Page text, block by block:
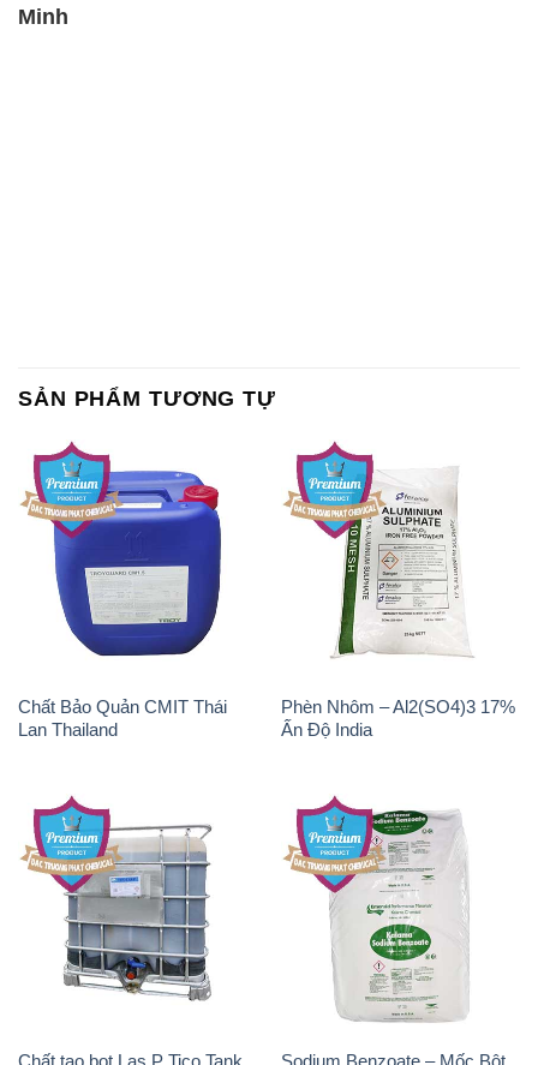
Minh
SẢN PHẨM TƯƠNG TỰ
Chất Bảo Quản CMIT Thái
Lan Thailand
Phèn Nhôm – Al2(SO4)3 17%
Ấn Độ India
Chất tạo bọt Las P Tico Tank Sodium Benzoate – Mốc Bột